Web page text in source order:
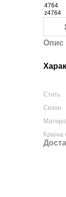
Опис
Стать
Сезон
Країна